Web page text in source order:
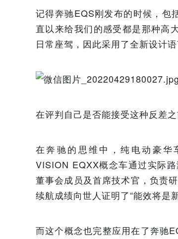
记得奔驰EQS刚发布的时候，包
直以来给我们的感受都是那种高
日常座驾，因此采用了全新设计
在评判自己是否能接受这种反差
在奔驰的思维中，纯电动豪华
VISION EQXX概念车通过实际
董事会成员及首席技术官，负责
续航成绩向世人证明了“能效将是
而这个概念也完整应用在了奔驰